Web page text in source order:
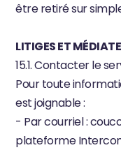
être retiré sur
LITIGES ET
15.1. Contacter le
Pour toute
est joignable :
- Par courriel :
plateforme